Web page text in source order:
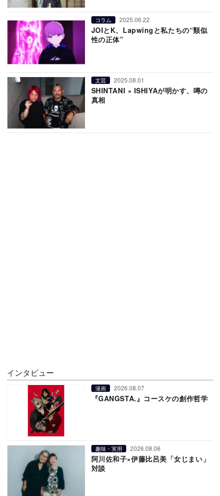
コラム 2025.06.22
JOIとK、Lapwingと私たちの“類似
性の正体”
文芸 2025.08.01
SHINTANI × ISHIYAが明かす、噂の
真相
インタビュー
漫画 2026.08.07
『GANGSTA.』コースケの創作哲学
趣味・実用 2026.08.06
阿川佐和子×伊藤比呂美「女じまい」
対談